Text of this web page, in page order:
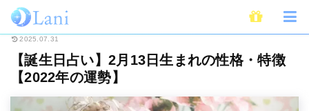
ホーム 占い 【誕生日占い】2月13日生まれの性格・特徴【
2025.07.31
【誕生日占い】2月13日生まれの性格・特徴
【2022年の運勢】